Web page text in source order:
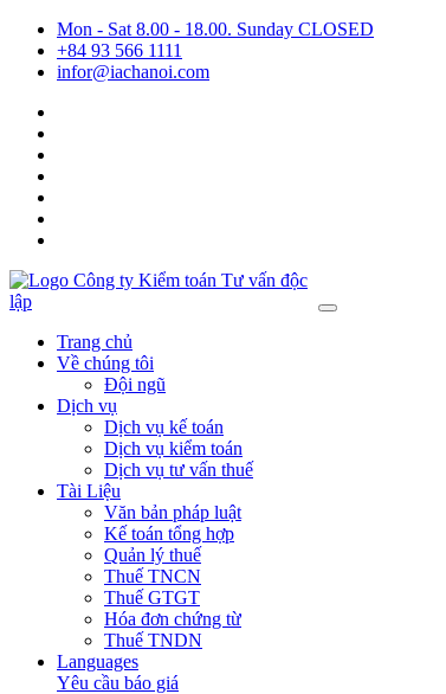
Mon - Sat 8.00 - 18.00. Sunday CLOSED
+84 93 566 1111
infor@iachanoi.com
Trang chủ
Về chúng tôi
Đội ngũ
Dịch vụ
Dịch vụ kế toán
Dịch vụ kiểm toán
Dịch vụ tư vấn thuế
Tài Liệu
Văn bản pháp luật
Kế toán tổng hợp
Quản lý thuế
Thuế TNCN
Thuế GTGT
Hóa đơn chứng từ
Thuế TNDN
Languages
Yêu cầu báo giá